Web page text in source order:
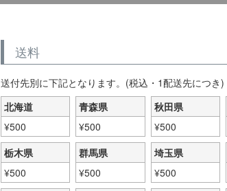
送料
送付先別に下記となります。(税込・1配送先につき)
北海道
¥500
青森県
¥500
秋田県
¥500
栃木県
¥500
群馬県
¥500
埼玉県
¥500